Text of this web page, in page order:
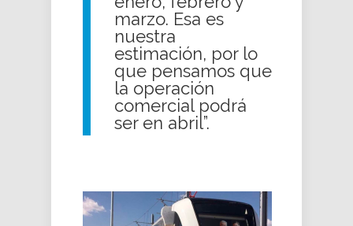
marzo. Esa es
nuestra
estimación, por lo
que pensamos que
la operación
comercial podrá
ser en abril”.